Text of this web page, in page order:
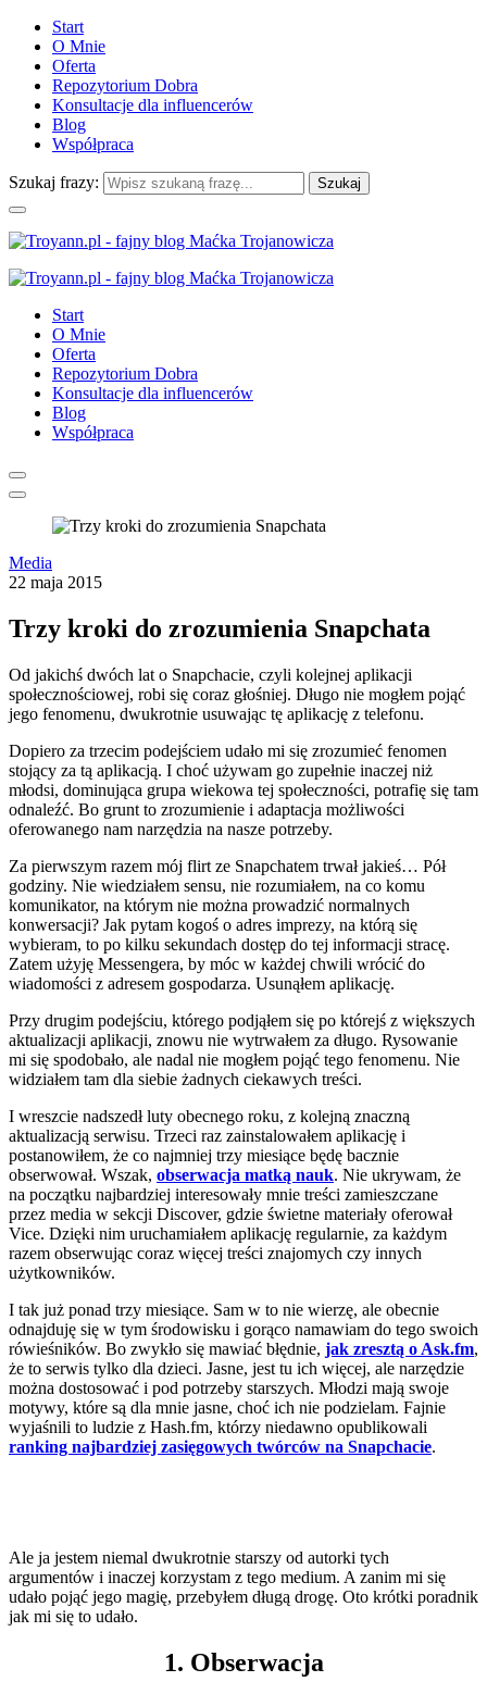
Start
O Mnie
Oferta
Repozytorium Dobra
Konsultacje dla influencerów
Blog
Współpraca
Szukaj frazy:
Start
O Mnie
Oferta
Repozytorium Dobra
Konsultacje dla influencerów
Blog
Współpraca
Media
22 maja 2015
Trzy kroki do zrozumienia Snapchata
Od jakichś dwóch lat o Snapchacie, czyli kolejnej aplikacji
społecznościowej, robi się coraz głośniej. Długo nie mogłem pojąć
jego fenomenu, dwukrotnie usuwając tę aplikację z telefonu.
Dopiero za trzecim podejściem udało mi się zrozumieć fenomen
stojący za tą aplikacją. I choć używam go zupełnie inaczej niż
młodsi, dominująca grupa wiekowa tej społeczności, potrafię się tam
odnaleźć. Bo grunt to zrozumienie i adaptacja możliwości
oferowanego nam narzędzia na nasze potrzeby.
Za pierwszym razem mój flirt ze Snapchatem trwał jakieś… Pół
godziny. Nie wiedziałem sensu, nie rozumiałem, na co komu
komunikator, na którym nie można prowadzić normalnych
konwersacji? Jak pytam kogoś o adres imprezy, na którą się
wybieram, to po kilku sekundach dostęp do tej informacji stracę.
Zatem użyję Messengera, by móc w każdej chwili wrócić do
wiadomości z adresem gospodarza. Usunąłem aplikację.
Przy drugim podejściu, którego podjąłem się po którejś z większych
aktualizacji aplikacji, znowu nie wytrwałem za długo. Rysowanie
mi się spodobało, ale nadal nie mogłem pojąć tego fenomenu. Nie
widziałem tam dla siebie żadnych ciekawych treści.
I wreszcie nadszedł luty obecnego roku, z kolejną znaczną
aktualizacją serwisu. Trzeci raz zainstalowałem aplikację i
postanowiłem, że co najmniej trzy miesiące będę bacznie
obserwował. Wszak, obserwacja matką nauk. Nie ukrywam, że
na początku najbardziej interesowały mnie treści zamieszczane
przez media w sekcji Discover, gdzie świetne materiały oferował
Vice. Dzięki nim uruchamiałem aplikację regularnie, za każdym
razem obserwując coraz więcej treści znajomych czy innych
użytkowników.
I tak już ponad trzy miesiące. Sam w to nie wierzę, ale obecnie
odnajduję się w tym środowisku i gorąco namawiam do tego swoich
rówieśników. Bo zwykło się mawiać błędnie, jak zresztą o Ask.fm,
że to serwis tylko dla dzieci. Jasne, jest tu ich więcej, ale narzędzie
można dostosować i pod potrzeby starszych. Młodzi mają swoje
motywy, które są dla mnie jasne, choć ich nie podzielam. Fajnie
wyjaśnili to ludzie z Hash.fm, którzy niedawno opublikowali
ranking najbardziej zasięgowych twórców na Snapchacie.
Ale ja jestem niemal dwukrotnie starszy od autorki tych
argumentów i inaczej korzystam z tego medium. A zanim mi się
udało pojąć jego magię, przebyłem długą drogę. Oto krótki poradnik
jak mi się to udało.
1. Obserwacja